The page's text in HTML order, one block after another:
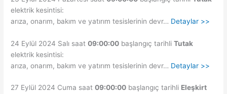
elektrik kesintisi:
arıza, onarım, bakım ve yatırım tesislerinin devr… Detaylar >>
24 Eylül 2024 Salı saat09:00:00 başlangıç tarihliTutak
elektrik kesintisi:
arıza, onarım, bakım ve yatırım tesislerinin devr… Detaylar >>
27 Eylül 2024 Cuma saat09:00:00 başlangıç tarihli Eleşkirt